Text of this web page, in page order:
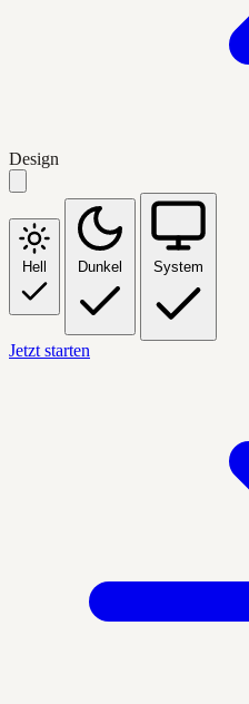
Design
Hell Dunkel System
Jetzt starten